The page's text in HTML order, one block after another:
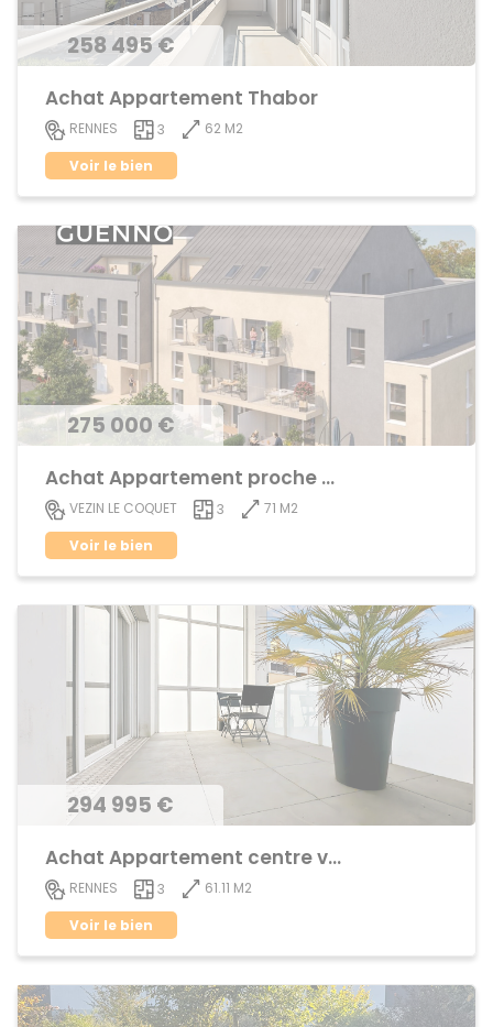
258 495 €
Achat Appartement Thabor
RENNES 3
62 M2
Voir le bien
275 000 €
Achat Appartement proche centre ville
VEZIN LE COQUET 3
71 M2
Voir le bien
294 995 €
Achat Appartement centre ville
RENNES 3
61.11 M2
Voir le bien